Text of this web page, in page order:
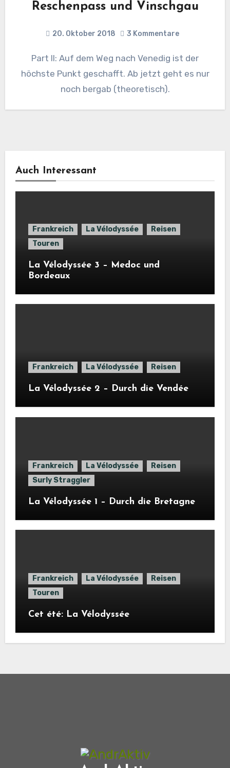
Reschenpass und Vinschgau
20. Oktober 2018 3 Kommentare
Part II: Auf dem Weg nach Venedig ist der
höchste Punkt geschafft. Ab jetzt geht es nur
noch bergab (theoretisch).
Auch Interessant
Frankreich La Vélodyssée
Reisen
Touren
La Vélodyssée 3 – Medoc und
Bordeaux
Frankreich La Vélodyssée Reisen
La Vélodyssée 2 – Durch die Vendée
Frankreich La Vélodyssée
Reisen
Surly Straggler
La Vélodyssée 1 – Durch die Bretagne
Frankreich La Vélodyssée
Reisen
Touren
Cet été: La Vélodyssée